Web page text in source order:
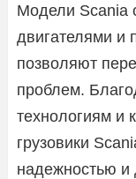
Модели Scania
двигателями и
позволяют
проблем.
технологиям и
грузовики
надежностью и